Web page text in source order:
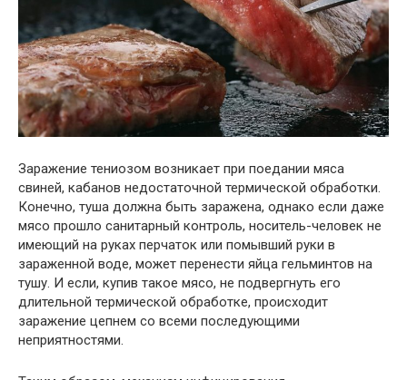
Заражение тениозом возникает при поедании мяса
свиней, кабанов недостаточной термической обработки.
Конечно, туша должна быть заражена, однако если даже
мясо прошло санитарный контроль, носитель-человек не
имеющий на руках перчаток или помывший руки в
зараженной воде, может перенести яйца гельминтов на
тушу. И если, купив такое мясо, не подвергнуть его
длительной термической обработке, происходит
заражение цепнем со всеми последующими
неприятностями.